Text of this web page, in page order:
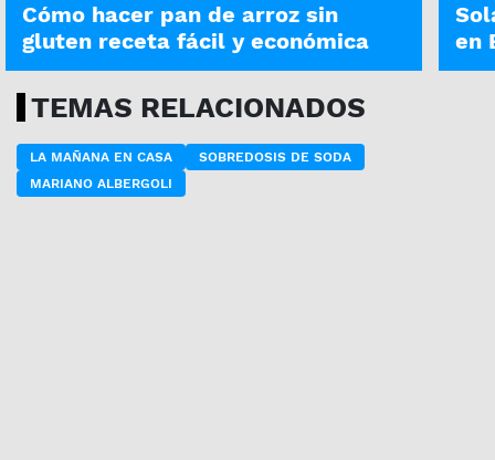
Cómo hacer pan de arroz sin
gluten receta fácil y económica
en
TEMAS RELACIONADOS
LA MAÑANA EN CASA
SOBREDOSIS DE SODA
MARIANO ALBERGOLI